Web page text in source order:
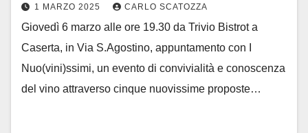
1 MARZO 2025 CARLO SCATOZZA
Giovedì 6 marzo alle ore 19.30 da Trivio Bistrot a
Caserta, in Via S.Agostino, appuntamento con I
Nuo(vini)ssimi, un evento di convivialità e conoscenza
del vino attraverso cinque nuovissime proposte…